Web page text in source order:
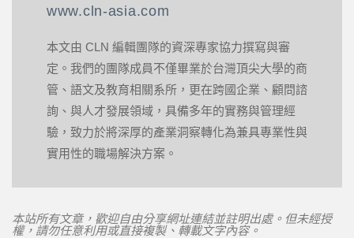
www.cln-asia.com
本文由 CLN 編輯團隊的資深專家協力撰寫與審
定。我們的團隊成員不僅畢業於台灣頂尖大學的商
管、語文及教育相關系所，更在跨國企業、顧問諮
詢、與人才發展領域，具備多年的實務與管理經
驗，致力於將深厚的產業洞察轉化為兼具專業性與
實用性的職場解決方案。
本站所有文章，歡迎自由分享網址連結並註明出處。但未經授
權，請勿任意利用或直接複製、轉載文字內容。